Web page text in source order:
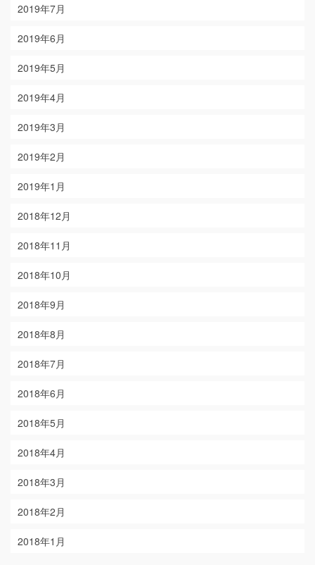
2019年7月
2019年6月
2019年5月
2019年4月
2019年3月
2019年2月
2019年1月
2018年12月
2018年11月
2018年10月
2018年9月
2018年8月
2018年7月
2018年6月
2018年5月
2018年4月
2018年3月
2018年2月
2018年1月